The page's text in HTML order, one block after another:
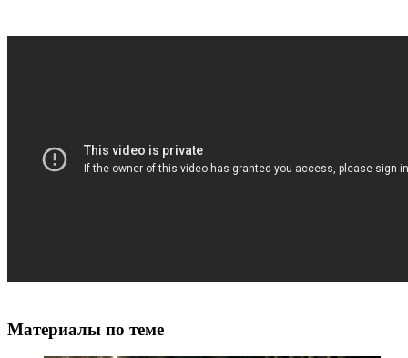
Материалы по теме